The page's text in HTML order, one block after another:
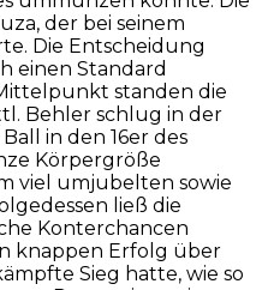
der bei seinem
Die Entscheidung
einen Standard
standen die
Behler schlug in der
in den 16er des
Körpergröße
viel umjubelten sowie
ließ die
Konterchancen
knappen Erfolg über
Sieg hatte, wie so